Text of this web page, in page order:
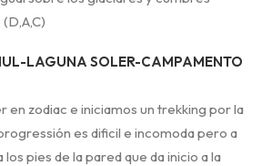
LAGUNA SOLER-CAMPAMENTO
en zodiac e iniciamos un trekking por la
es dificil e incomoda pero a
pies de la pared que da inicio a la